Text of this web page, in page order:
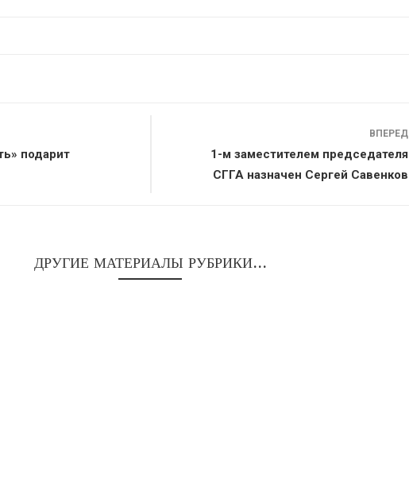
подарит
ВПЕРЕД
1-м заместителем председателя
СГГА назначен Сергей Савенков
ДРУГИЕ МАТЕРИАЛЫ РУБРИКИ...